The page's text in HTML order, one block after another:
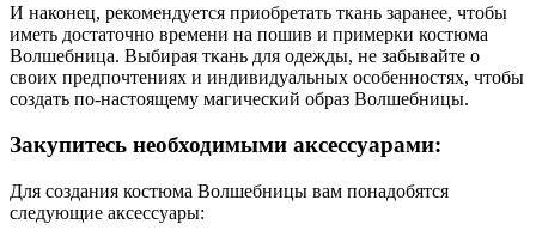
И наконец, рекомендуется приобретать ткань заранее, чтобы
иметь достаточно времени на пошив и примерки костюма
Волшебница. Выбирая ткань для одежды, не забывайте о
своих предпочтениях и индивидуальных особенностях, чтобы
создать по-настоящему магический образ Волшебницы.
Закупитесь необходимыми аксессуарами:
Для создания костюма Волшебницы вам понадобятся
следующие аксессуары: